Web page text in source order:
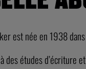
est née en 1938
des études d’écriture